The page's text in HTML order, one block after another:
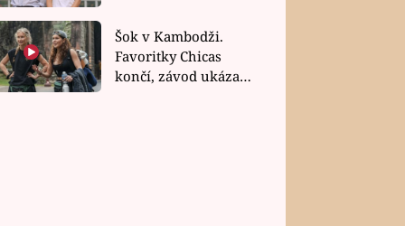
závodu nůž na krku
Šok v Kambodži.
Favoritky Chicas
končí, závod ukázal